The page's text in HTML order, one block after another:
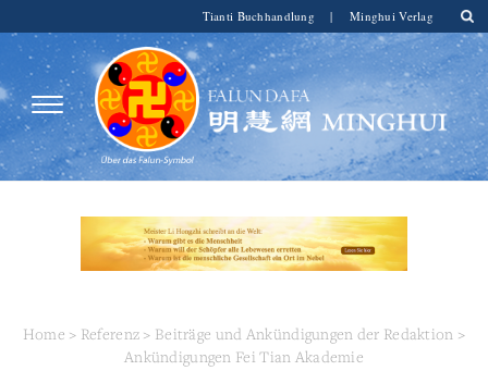
Tianti Buchhandlung | Minghui Verlag
Home > Referenz > Beiträge und Ankündigungen der Redaktion >
Ankündigungen Fei Tian Akademie